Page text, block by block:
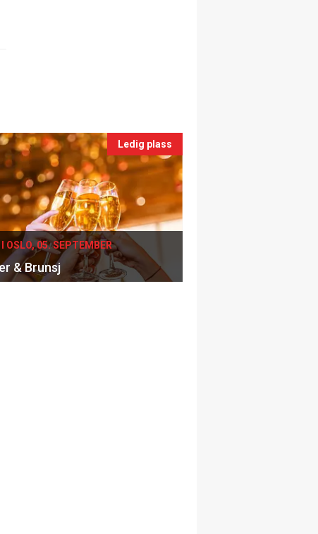
Ledig plass
I OSLO, 05. SEPTEMBER
& Brunsj